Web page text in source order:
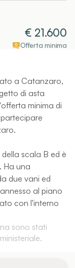
€ 21.600
Offerta minima
a Catanzaro,
di asta
minima di
scala B ed è
Ha una
due vani ed
al piano
con l'interno
sono stati